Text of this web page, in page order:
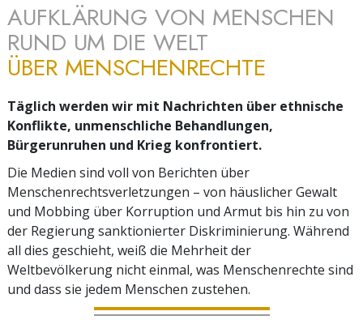
AUFKLÄRUNG VON MENSCHEN
RUND UM DIE WELT
ÜBER MENSCHENRECHTE
Täglich werden wir mit Nachrichten über ethnische
Konflikte, unmenschliche Behandlungen,
Bürgerunruhen und Krieg konfrontiert.
Die Medien sind voll von Berichten über
Menschenrechtsverletzungen – von häuslicher Gewalt
und Mobbing über Korruption und Armut bis hin zu von
der Regierung sanktionierter Diskriminierung. Während
all dies geschieht, weiß die Mehrheit der
Weltbevölkerung nicht einmal, was Menschenrechte sind
und dass sie jedem Menschen zustehen.